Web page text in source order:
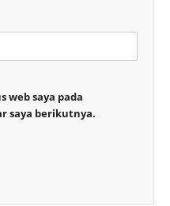
web saya pada
saya berikutnya.